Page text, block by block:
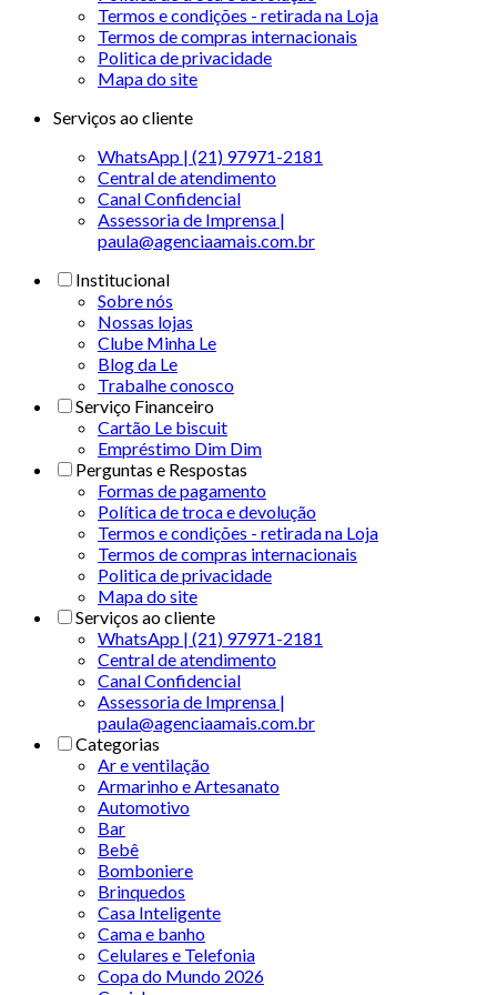
Termos e condições - retirada na Loja
Termos de compras internacionais
Politica de privacidade
Mapa do site
Serviços ao cliente
WhatsApp | (21) 97971-2181
Central de atendimento
Canal Confidencial
Assessoria de Imprensa |
paula@agenciaamais.com.br
Institucional
Sobre nós
Nossas lojas
Clube Minha Le
Blog da Le
Trabalhe conosco
Serviço Financeiro
Cartão Le biscuit
Empréstimo Dim Dim
Perguntas e Respostas
Formas de pagamento
Política de troca e devolução
Termos e condições - retirada na Loja
Termos de compras internacionais
Politica de privacidade
Mapa do site
Serviços ao cliente
WhatsApp | (21) 97971-2181
Central de atendimento
Canal Confidencial
Assessoria de Imprensa |
paula@agenciaamais.com.br
Categorias
Ar e ventilação
Armarinho e Artesanato
Automotivo
Bar
Bebê
Bomboniere
Brinquedos
Casa Inteligente
Cama e banho
Celulares e Telefonia
Copa do Mundo 2026